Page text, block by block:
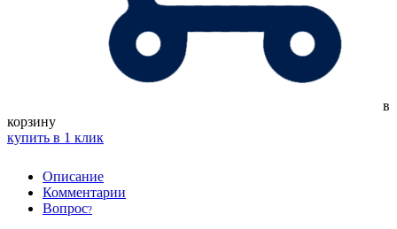
в
корзину
купить в 1 клик
Описание
Комментарии
Вопрос?